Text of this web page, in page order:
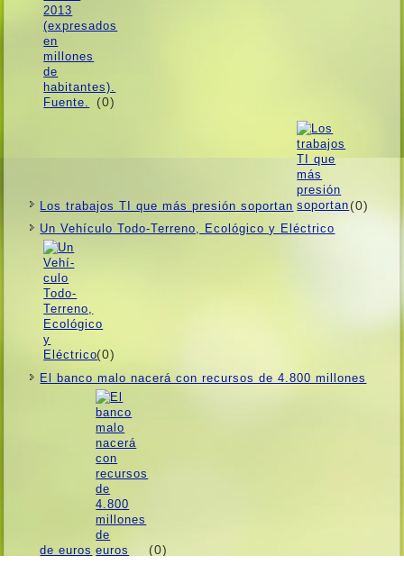
(0)
Los trabajos TI que más presión soportan (0)
Un Vehí­culo Todo-Terreno, Ecológico y Eléctrico
(0)
El banco malo nacerá con recursos de 4.800 millones
de euros (0)